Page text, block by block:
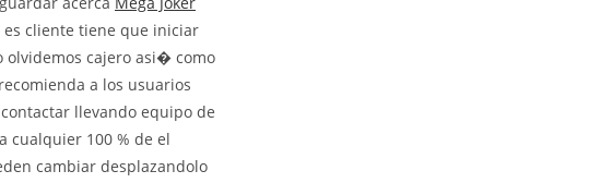
es cliente tiene que iniciar
olvidemos cajero asi� como
a los usuarios
llevando equipo de
cualquier 100 % de el
cambiar desplazandolo